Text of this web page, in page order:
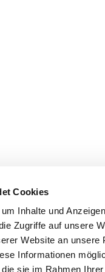
Cookies
Inhalte und
Zugriffe auf unsere
Website an
Informationen
sie im Rahmen